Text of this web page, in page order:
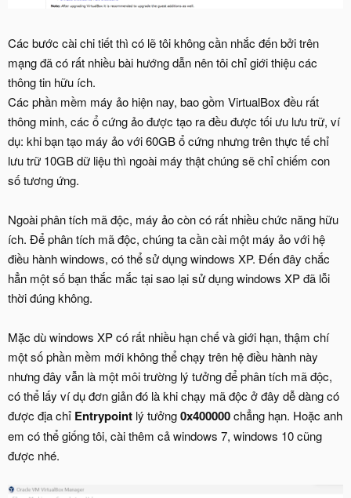
Các bước cài chi tiết thì có lẽ tôi không cần nhắc đến bởi trên
mạng đã có rất nhiều bài hướng dẫn nên tôi chỉ giới thiệu các
thông tin hữu ích.
Các phần mềm máy ảo hiện nay, bao gồm VirtualBox đều rất
thông minh, các ổ cứng ảo được tạo ra đều được tối ưu lưu trữ, ví
dụ: khi bạn tạo máy ảo với 60GB ổ cứng nhưng trên thực tế chỉ
lưu trữ 10GB dữ liệu thì ngoài máy thật chúng sẽ chỉ chiếm con
số tương ứng.
Ngoài phân tích mã độc, máy ảo còn có rất nhiều chức năng hữu
ích. Để phân tích mã độc, chúng ta cần cài một máy ảo với hệ
điều hành windows, có thể sử dụng windows XP. Đến đây chắc
hẳn một số bạn thắc mắc tại sao lại sử dụng windows XP đã lỗi
thời đúng không.
Mặc dù windows XP có rất nhiều hạn chế và giới hạn, thậm chí
một số phần mềm mới không thể chạy trên hệ điều hành này
nhưng đây vẫn là một môi trường lý tưởng để phân tích mã độc,
có thể lấy ví dụ đơn giản đó là khi chạy mã độc ở đây dễ dàng có
được địa chỉ Entrypoint lý tưởng0x400000chẳng hạn. Hoặc anh
em có thể giống tôi, cài thêm cả windows 7, windows 10 cũng
được nhé.